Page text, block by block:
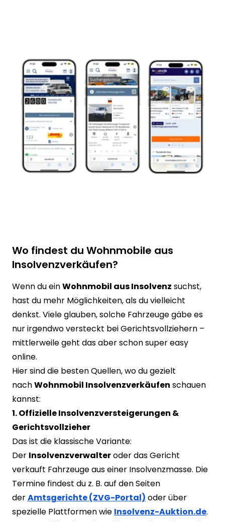
Wo findest du Wohnmobile aus
Insolvenzverkäufen?
Wenn du einWohnmobil aus Insolvenz suchst,
hast du mehr Möglichkeiten, als du vielleicht
denkst. Viele glauben, solche Fahrzeuge gäbe es
nur irgendwo versteckt bei Gerichtsvollziehern –
mittlerweile geht das aber schon super easy
online.
Hier sind die besten Quellen, wo du gezielt
nachWohnmobil Insolvenzverkäufen schauen
kannst:
1. Offizielle Insolvenzversteigerungen &
Gerichtsvollzieher
Das ist die klassische Variante:
Der Insolvenzverwalteroder das Gericht
verkauft Fahrzeuge aus einer Insolvenzmasse. Die
Termine findest du z. B. auf den Seiten
derAmtsgerichte (ZVG-Portal) oder über
spezielle Plattformen wie Insolvenz-Auktion.de.